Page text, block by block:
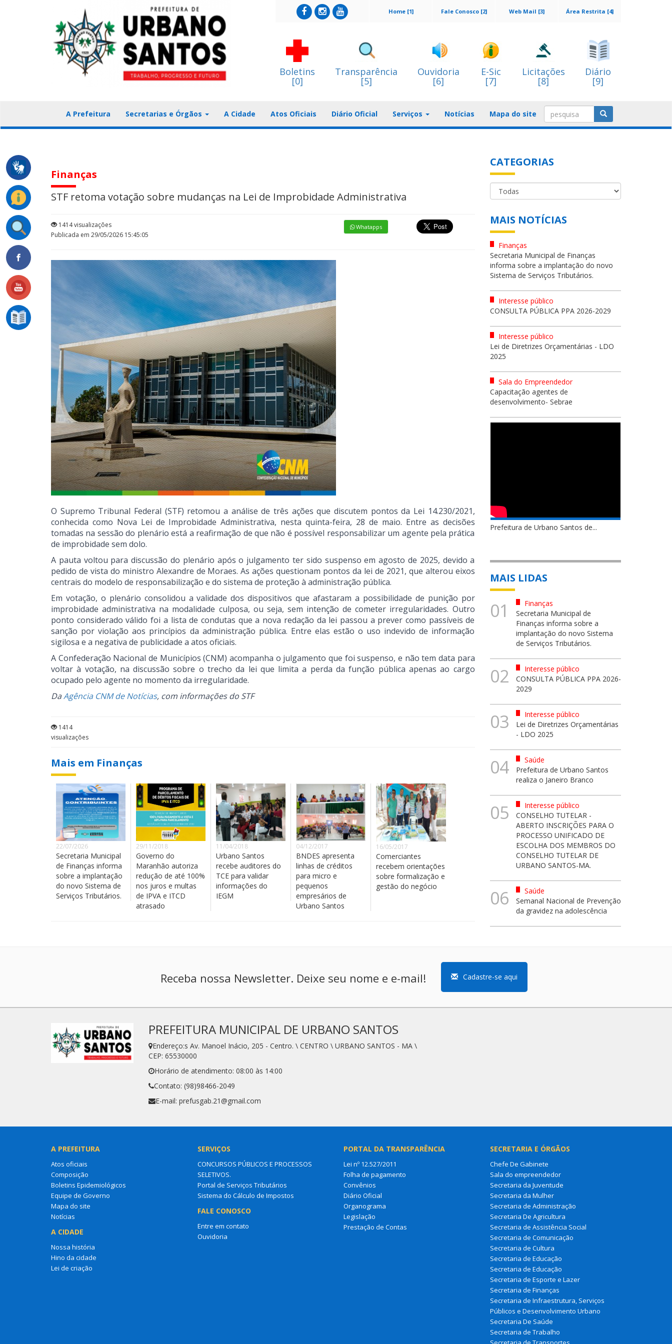
Área Restrita [4]
Web Mail [3]
Fale Conosco [2]
Home [1]
Boletins
[0]
Transparência
[5]
Ouvidoria
[6]
E-Sic
[7]
Licitações
[8]
Diário
[9]
A Prefeitura Secretarias e Órgãos A Cidade Atos Oficiais Diário Oficial Serviços Notícias Mapa do site
Finanças
STF retoma votação sobre mudanças na Lei de Improbidade Administrativa
1414 visualizações
Publicada em 29/05/2026 15:45:05
Whatapps
O Supremo Tribunal Federal (STF) retomou a análise de três ações que discutem pontos da Lei 14.230/2021,
conhecida como Nova Lei de Improbidade Administrativa, nesta quinta-feira, 28 de maio. Entre as decisões
tomadas na sessão do plenário está a reafirmação de que não é possível responsabilizar um agente pela prática
de improbidade sem dolo.
A pauta voltou para discussão do plenário após o julgamento ter sido suspenso em agosto de 2025, devido a
pedido de vista do ministro Alexandre de Moraes. As ações questionam pontos da lei de 2021, que alterou eixos
centrais do modelo de responsabilização e do sistema de proteção à administração pública.
Em votação, o plenário consolidou a validade dos dispositivos que afastaram a possibilidade de punição por
improbidade administrativa na modalidade culposa, ou seja, sem intenção de cometer irregularidades. Outro
ponto considerado válido foi a lista de condutas que a nova redação da lei passou a prever como passíveis de
sanção por violação aos princípios da administração pública. Entre elas estão o uso indevido de informação
sigilosa e a negativa de publicidade a atos oficiais.
A Confederação Nacional de Municípios (CNM) acompanha o julgamento que foi suspenso, e não tem data para
voltar à votação, na discussão sobre o trecho da lei que limita a perda da função pública apenas ao cargo
ocupado pelo agente no momento da irregularidade.
DaAgência CNM de Notícias, com informações do STF
1414
visualizações
Mais em Finanças
22/07/2026
Secretaria Municipal
de Finanças informa
sobre a implantação
do novo Sistema de
Serviços Tributários.
29/11/2018
Governo do
Maranhão autoriza
redução de até 100%
nos juros e multas
de IPVA e ITCD
atrasado
11/04/2018
Urbano Santos
recebe auditores do
TCE para validar
informações do
IEGM
04/12/2017
BNDES apresenta
linhas de créditos
para micro e
pequenos
empresários de
Urbano Santos
16/05/2017
Comerciantes
recebem orientações
sobre formalização e
gestão do negócio
CATEGORIAS
MAIS NOTÍCIAS
Finanças
Secretaria Municipal de Finanças
informa sobre a implantação do novo
Sistema de Serviços Tributários.
Interesse público
CONSULTA PÚBLICA PPA 2026-2029
Interesse público
Lei de Diretrizes Orçamentárias - LDO
2025
Sala do Empreendedor
Capacitação agentes de
desenvolvimento- Sebrae
Prefeitura de Urbano Santos de...
MAIS LIDAS
01
Finanças
Secretaria Municipal de
Finanças informa sobre a
implantação do novo Sistema
de Serviços Tributários.
02
Interesse público
CONSULTA PÚBLICA PPA 2026-
2029
03
Interesse público
Lei de Diretrizes Orçamentárias
- LDO 2025
04
Saúde
Prefeitura de Urbano Santos
realiza o Janeiro Branco
05
Interesse público
CONSELHO TUTELAR -
ABERTO INSCRIÇÕES PARA O
PROCESSO UNIFICADO DE
ESCOLHA DOS MEMBROS DO
CONSELHO TUTELAR DE
URBANO SANTOS-MA.
06
Saúde
Semanal Nacional de Prevenção
da gravidez na adolescência
Receba nossa Newsletter. Deixe seu nome e e-mail! Cadastre-se aqui
PREFEITURA MUNICIPAL DE URBANO SANTOS
Endereço:s Av. Manoel Inácio, 205 - Centro. \ CENTRO \ URBANO SANTOS - MA \
CEP: 65530000
Horário de atendimento: 08:00 às 14:00
Contato: (98)98466-2049
E-mail: prefusgab.21@gmail.com
A PREFEITURA
Atos oficiais
Composição
Boletins Epidemiológicos
Equipe de Governo
Mapa do site
Notícias
A CIDADE
Nossa história
Hino da cidade
Lei de criação
SERVIÇOS
CONCURSOS PÚBLICOS E PROCESSOS
SELETIVOS.
Portal de Serviços Tributários
Sistema do Cálculo de Impostos
FALE CONOSCO
Entre em contato
Ouvidoria
PORTAL DA TRANSPARÊNCIA
Lei nº 12.527/2011
Folha de pagamento
Convênios
Diário Oficial
Organograma
Legislação
Prestação de Contas
SECRETARIA E ÓRGÃOS
Chefe De Gabinete
Sala do empreendedor
Secretaria da Juventude
Secretaria da Mulher
Secretaria de Administração
Secretaria De Agricultura
Secretaria de Assistência Social
Secretaria de Comunicação
Secretaria de Cultura
Secretaria de Educação
Secretaria de Educação
Secretaria de Esporte e Lazer
Secretaria de Finanças
Secretaria de Infraestrutura, Serviços
Públicos e Desenvolvimento Urbano
Secretaria De Saúde
Secretaria de Trabalho